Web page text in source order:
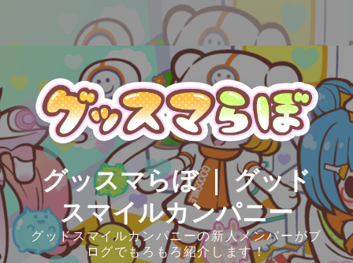
グッスマらぼ ｜ グッド
スマイルカンパニー
グッドスマイルカンパニーの新人メンバーがブ
ログでもろもろ紹介します！